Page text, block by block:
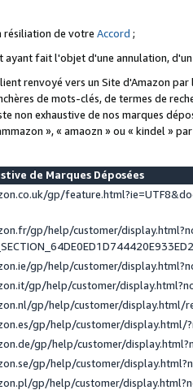
résiliation de votre Accord ;
ayant fait l'objet d'une annulation,
renvoyé vers un Site d'Amazon
de mots-clés, de termes de
non exhaustive de nos marques
», « amaozn » ou « kindel »
de Marques Déposées
gp/
gp/help/customer/
gp/help/customer/
gp/help/customer/
gp/help/customer/display.html/
gp/help/customer/display.html/
gp/help/customer/
gp/help/customer/
gp/help/customer/